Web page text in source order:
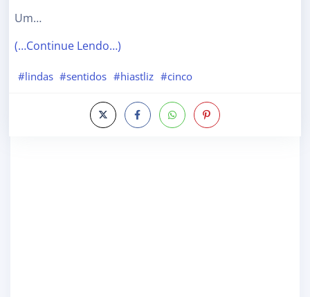
Um…
(…Continue Lendo…)
#lindas #sentidos #hiastliz #cinco